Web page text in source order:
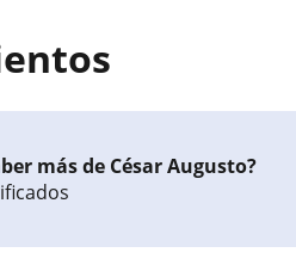
más de César Augusto?